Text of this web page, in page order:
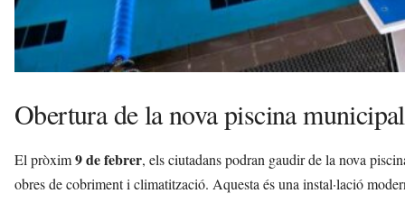
Obertura de la nova piscina municipal
El pròxim9 de febrer, els ciutadans podran gaudir de la nova
obres de cobriment i climatització. Aquesta és una instal·lació